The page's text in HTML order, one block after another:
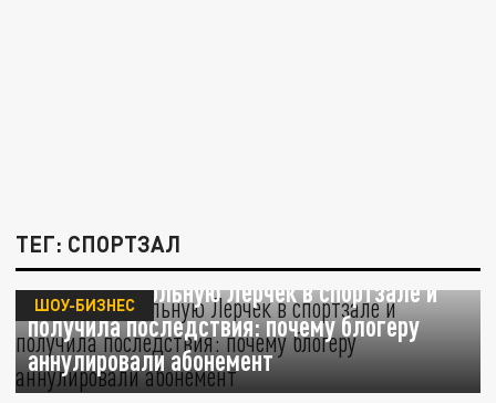
ТЕГ: СПОРТЗАЛ
Сняла онкобольную Лерчек в спортзале и
получила последствия: почему блогеру
аннулировали абонемент
ШОУ-БИЗНЕС